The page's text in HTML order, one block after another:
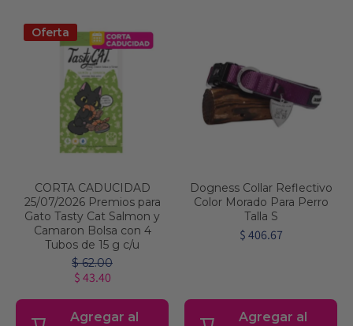
Oferta
CORTA CADUCIDAD
25/07/2026 Premios para
Gato Tasty Cat Salmon y
Camaron Bolsa con 4
Tubos de 15 g c/u
$ 62.00
$ 43.40
Agregar al
Dogness Collar Reflectivo
Color Morado Para Perro
Talla S
$ 406.67
Agregar al